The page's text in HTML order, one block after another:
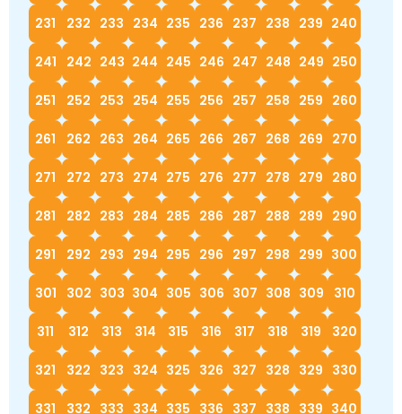
231 232 233 234 235 236 237 238 239 240
241 242 243 244 245 246 247 248 249 250
251 252 253 254 255 256 257 258 259 260
261 262 263 264 265 266 267 268 269 270
271 272 273 274 275 276 277 278 279 280
281 282 283 284 285 286 287 288 289 290
291 292 293 294 295 296 297 298 299 300
301 302 303 304 305 306 307 308 309 310
311 312 313 314 315 316 317 318 319 320
321 322 323 324 325 326 327 328 329 330
331 332 333 334 335 336 337 338 339 340